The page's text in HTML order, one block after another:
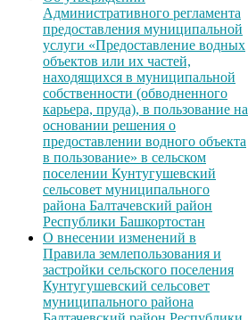
Административного регламента
предоставления муниципальной
услуги «Предоставление водных
объектов или их частей,
находящихся в муниципальной
собственности (обводненного
карьера, пруда), в пользование на
основании решения о
предоставлении водного объекта
в пользование» в сельском
поселении Кунтугушевский
сельсовет муниципального
района Балтачевский район
Республики Башкортостан
О внесении изменений в
Правила землепользования и
застройки сельского поселения
Кунтугушевский сельсовет
муниципального района